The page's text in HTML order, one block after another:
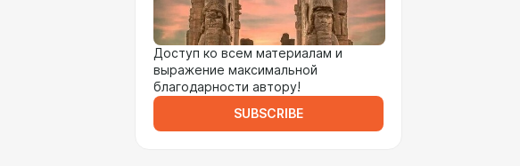
Доступ ко всем материалам и
выражение максимальной
благодарности автору!
SUBSCRIBE